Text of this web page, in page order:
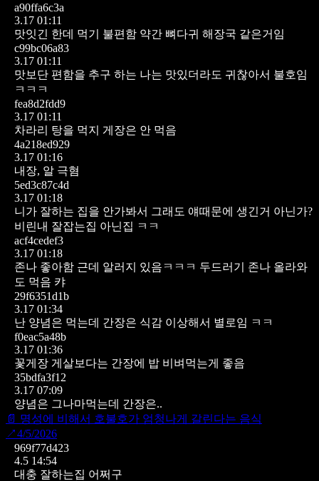
a90ffa6c3a
3.17 01:11
맛잇긴 한데 먹기 불편함 약간 뼈다귀 해장국 같은거임
c99bc06a83
3.17 01:11
맛보단 편함을 추구 하는 나는 맛있더라도 귀찮아서 불호임
ㅋㅋㅋ
fea8d2fdd9
3.17 01:11
차라리 탕을 먹지 게장은 안 먹음
4a218ed929
3.17 01:16
내장, 알 극혐
5ed3c87c4d
3.17 01:18
니가 잘하는 집을 안가봐서 그래도 얘때문에 생긴거 아닌가?
비린내 잘잡는집 아닌집 ㅋㅋ
acf4cedef3
3.17 01:18
존나 좋아함 근데 알러지 있음ㅋㅋㅋ 두드러기 존나 올라와
도 먹음 캬
29f6351d1b
3.17 01:34
난 양념은 먹는데 간장은 식감 이상해서 별로임 ㅋㅋ
f0eac5a48b
3.17 01:36
꽃게장 게살보다는 간장에 밥 비벼먹는게 좋음
35bdfa3f12
3.17 07:09
양념은 그나마먹는데 간장은..
📄 명성에 비해서 호불호가 엄청나게 갈린다는 음식
↗4/5/2026
969f77d423
4.5 14:54
대충 잘하는집 어쩌구